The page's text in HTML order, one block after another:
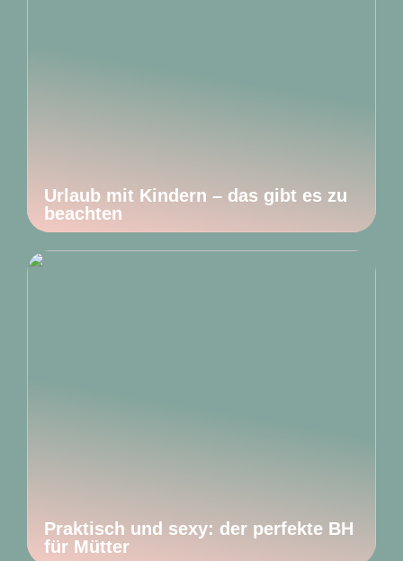
Urlaub mit Kindern – das gibt es zu
beachten
Praktisch und sexy: der perfekte BH
für Mütter